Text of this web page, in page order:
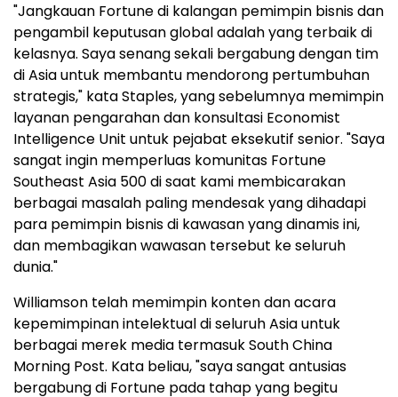
"Jangkauan Fortune di kalangan pemimpin bisnis dan
pengambil keputusan global adalah yang terbaik di
kelasnya. Saya senang sekali bergabung dengan tim
di Asia untuk membantu mendorong pertumbuhan
strategis," kata Staples, yang sebelumnya memimpin
layanan pengarahan dan konsultasi Economist
Intelligence Unit untuk pejabat eksekutif senior. "Saya
sangat ingin memperluas komunitas Fortune
Southeast Asia 500 di saat kami membicarakan
berbagai masalah paling mendesak yang dihadapi
para pemimpin bisnis di kawasan yang dinamis ini,
dan membagikan wawasan tersebut ke seluruh
dunia."
Williamson telah memimpin konten dan acara
kepemimpinan intelektual di seluruh Asia untuk
berbagai merek media termasuk South China
Morning Post. Kata beliau, "saya sangat antusias
bergabung di Fortune pada tahap yang begitu